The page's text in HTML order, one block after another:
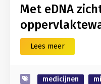
Met eDNA
Lees meer
medicijnen